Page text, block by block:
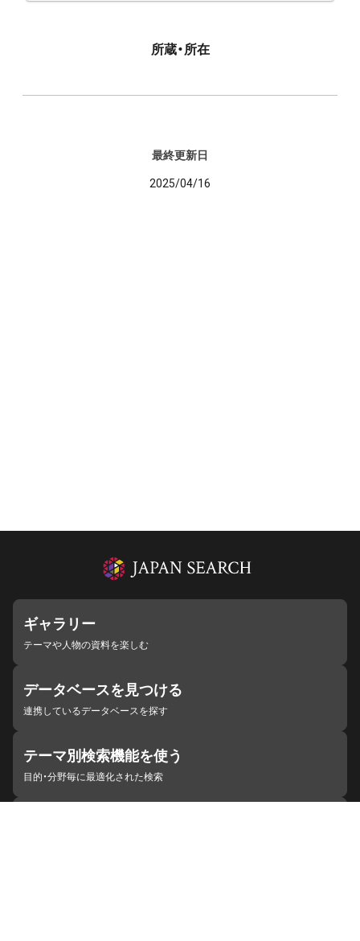
所蔵・所在
最終更新日
2025/04/16
ギャラリー
テーマや人物の資料を楽しむ
データベースを見つける
連携しているデータベースを探す
テーマ別検索機能を使う
目的・分野毎に最適化された検索